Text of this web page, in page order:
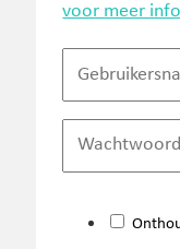
voor meer